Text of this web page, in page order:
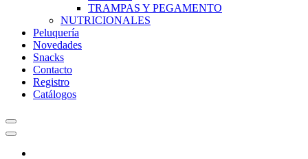
TRAMPAS Y PEGAMENTO
NUTRICIONALES
Peluquería
Novedades
Snacks
Contacto
Registro
Catálogos